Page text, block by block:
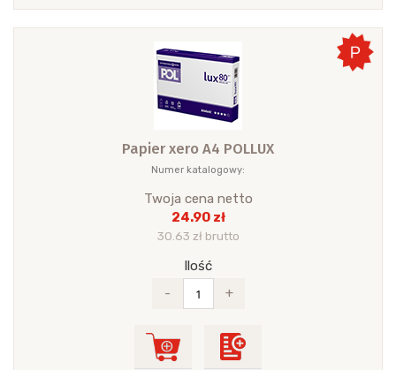
Papier xero A4 POLLUX
Numer katalogowy:
Twoja cena netto
24.90 zł
30.63 zł brutto
Ilość
-
+